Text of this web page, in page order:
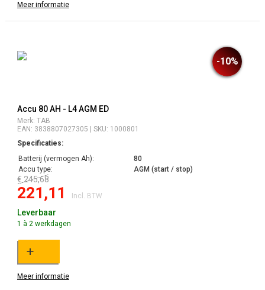
Meer informatie
-10%
Accu 80 AH - L4 AGM ED
Merk: TAB
EAN: 3838807027305 | SKU: 1000801
Specificaties:
Batterij (vermogen Ah):
80
Accu type:
AGM (start / stop)
€ 245,68
221,11 Incl. BTW
Leverbaar
1 à 2 werkdagen
+
Meer informatie